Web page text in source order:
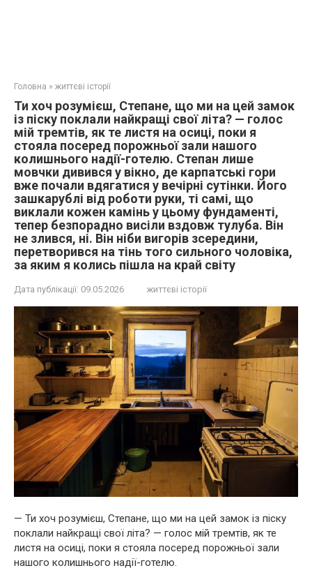
Головна » життєві історії
Ти хоч розумієш, Степане, що ми на цей замок
із піску поклали найкращі свої літа? — голос
мій тремтів, як те листя на осиці, поки я
стояла посеред порожньої зали нашого
колишнього надії-готелю. Степан лише
мовчки дивився у вікно, де карпатські гори
вже почали вдягатися у вечірні сутінки. Його
зашкарублі від роботи руки, ті самі, що
виклали кожен камінь у цьому фундаменті,
тепер безпорадно висіли вздовж тулуба. Він
не злився, ні. Він ніби вигорів зсередини,
перетворився на тінь того сильного чоловіка,
за яким я колись пішла на край світу
Дата публікації: 09.05.2026 життєві історії
— Ти хоч розумієш, Степане, що ми на цей замок із піску
поклали найкращі свої літа? — голос мій тремтів, як те
листя на осиці, поки я стояла посеред порожньої зали
нашого колишнього надії-готелю.